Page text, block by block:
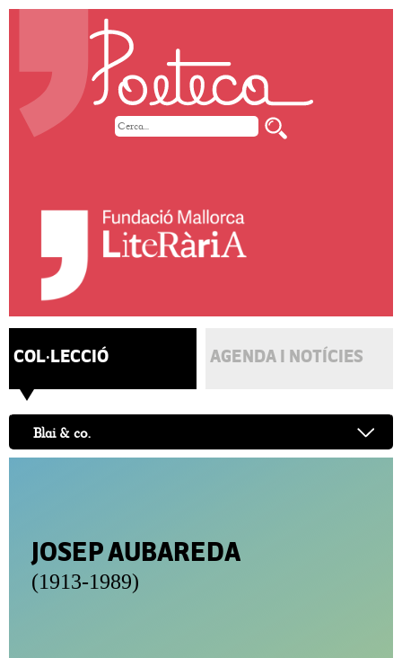
COL·LECCIÓ AGENDA I NOTÍCIES
Blai & co.
JOSEP AUBAREDA
(1913-1989)